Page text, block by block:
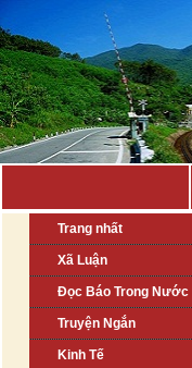
Trang nhất
Xã Luận
Đọc Báo Trong Nước
Truyện Ngắn
Kinh Tế